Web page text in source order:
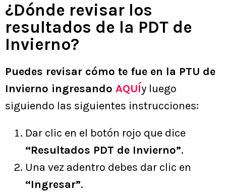
¿Dónde revisar los
resultados de la PDT de
Invierno?
Puedes revisar cómo te fue en la PTU de
Invierno ingresando AQUÍy luego
siguiendo las siguientes instrucciones:
Dar clic en el botón rojo que dice
“Resultados PDT de Invierno”.
Una vez adentro debes dar clic en
“Ingresar”.